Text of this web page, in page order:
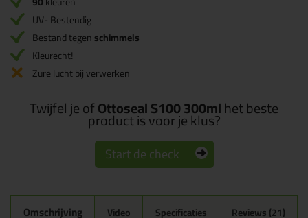
UV- Bestendig
Bestand tegenschimmels
Kleurecht!
Zure lucht bij verwerken
Twijfel je ofOttoseal S100 300mlhet beste
product is voor je klus?
Start de check
Omschrijving Video Specificaties Reviews (21)